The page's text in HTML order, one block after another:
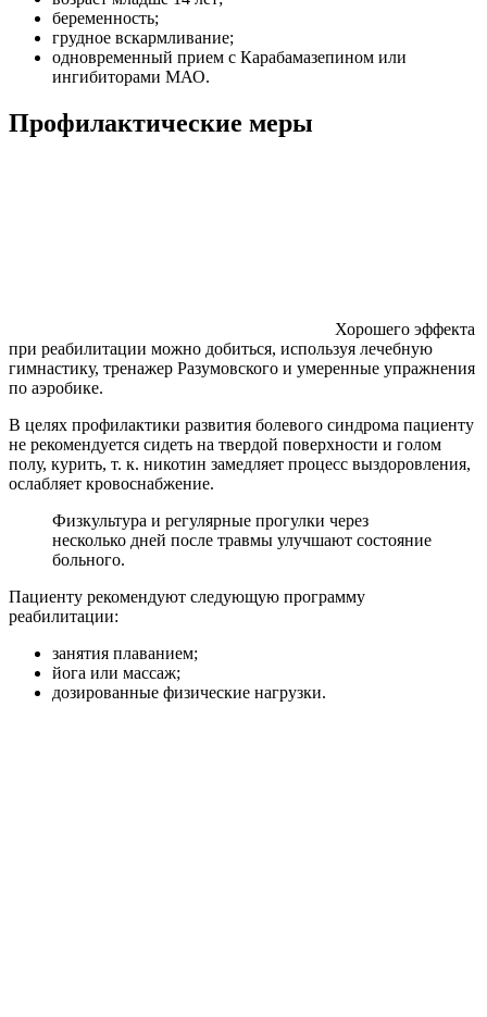
беременность;
грудное вскармливание;
одновременный прием с Карабамазепином или
ингибиторами МАО.
Профилактические меры
Хорошего эффекта
при реабилитации можно добиться, используя лечебную
гимнастику, тренажер Разумовского и умеренные упражнения
по аэробике.
В целях профилактики развития болевого синдрома пациенту
не рекомендуется сидеть на твердой поверхности и голом
полу, курить, т. к. никотин замедляет процесс выздоровления,
ослабляет кровоснабжение.
Физкультура и регулярные прогулки через
несколько дней после травмы улучшают состояние
больного.
Пациенту рекомендуют следующую программу
реабилитации:
занятия плаванием;
йога или массаж;
дозированные физические нагрузки.